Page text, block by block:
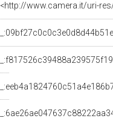
<http://www.camera.it/uri-